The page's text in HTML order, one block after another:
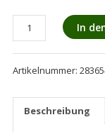
x
Bundeswehr
Signalkelle
In
Artikelnummer:
Beschreibung